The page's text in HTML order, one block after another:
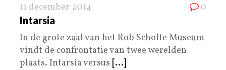
11 december 2014 0
Intarsia
In de grote zaal van het Rob Scholte Museum
vindt de confrontatie van twee werelden
plaats. Intarsia versus [...]